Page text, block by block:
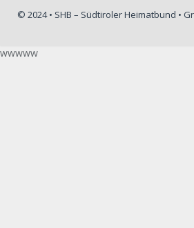
© 2024 • SHB – Südtiroler Heimatbund •
wwwww